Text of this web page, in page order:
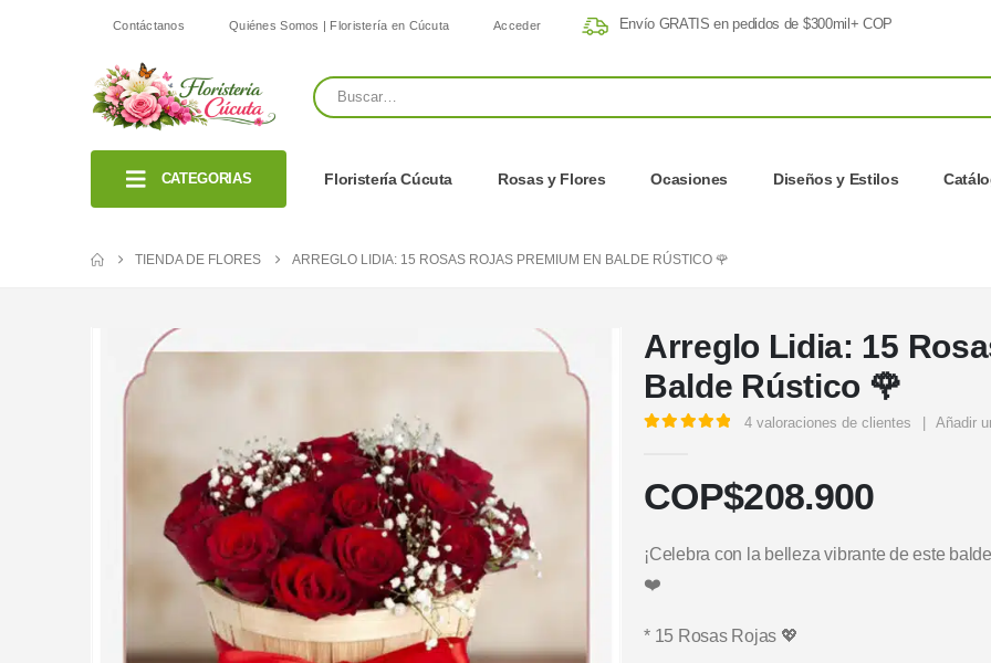
Contáctanos Quiénes Somos | Floristería en Cúcuta Acceder Envío GRATIS en pedidos de $300mil+ COP
CATEGORIAS Floristería Cúcuta Rosas y Flores Ocasiones Diseños y Estilos
TIENDA DE FLORES ARREGLO LIDIA: 15 ROSAS ROJAS PREMIUM EN BALDE RÚSTICO 🌹
Arreglo Lidia: 15
Balde Rústico 🌹
4 valoraciones de clientes Añadir
COP$208.900
¡Celebra con la belleza vibrante de este
❤️
* 15 Rosas Rojas 💖